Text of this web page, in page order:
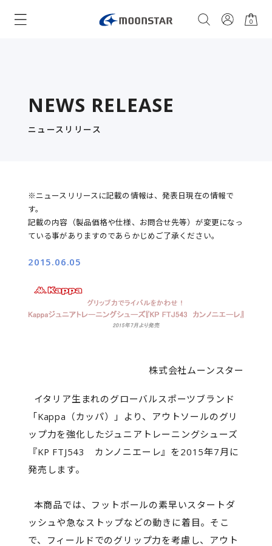
0
NEWS RELEASE
ニュースリリース
※ニュースリリースに記載の情報は、発表日現在の情報で
す。
記載の内容（製品価格や仕様、お問合せ先等）が変更になっ
ている事がありますのであらかじめご了承ください。
2015.06.05
株式会社ムーンスター
イタリア生まれのグローバルスポーツブランド
「Kappa（カッパ）」より、アウトソールのグリ
ップ力を強化したジュニアトレーニングシューズ
『KP FTJ543 カンノニエーレ』を2015年7月に
発売します。
本商品では、フットボールの素早いスタートダ
ッシュや急なストップなどの動きに着目。そこ
で、フィールドでのグリップ力を考慮し、アウト